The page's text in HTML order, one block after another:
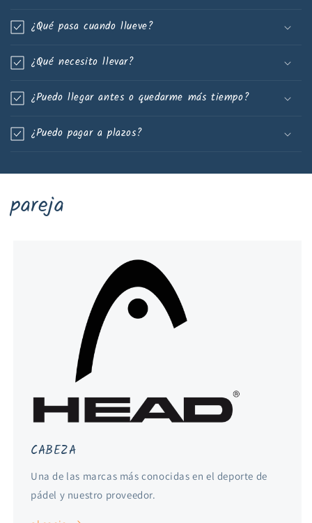
¿Qué pasa cuando llueve?
¿Qué necesito llevar?
¿Puedo llegar antes o quedarme más tiempo?
¿Puedo pagar a plazos?
pareja
CABEZA
Una de las marcas más conocidas en el deporte de
pádel y nuestro proveedor.